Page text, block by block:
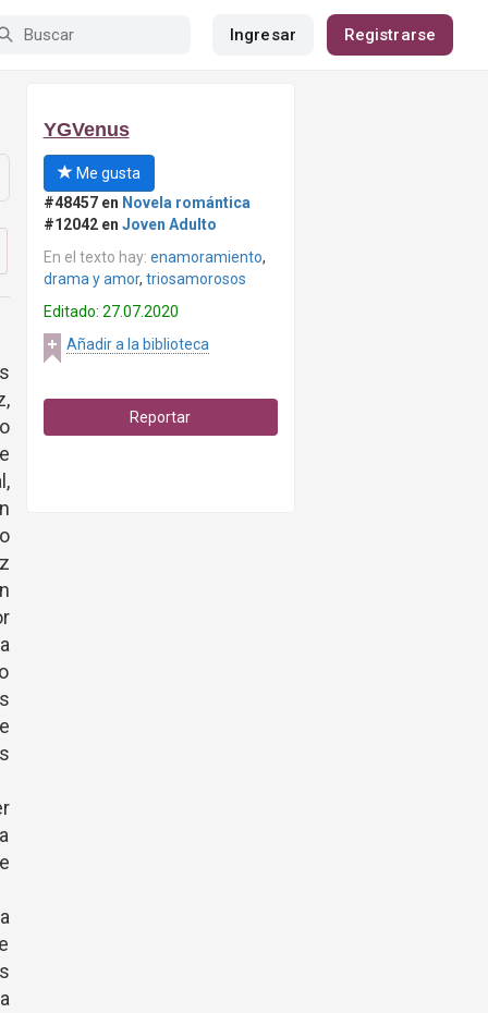
Ingresar Registrarse
YGVenus
Me gusta
#48457 en Novela romántica
#12042 en Joven Adulto
En el texto hay: enamoramiento,
drama y amor, triosamorosos
Editado: 27.07.2020
Añadir a la biblioteca
Reportar